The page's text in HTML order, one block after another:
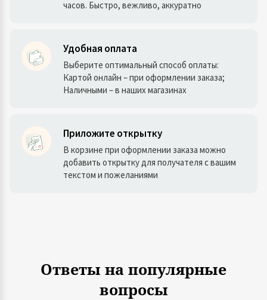
часов. Быстро, вежливо, аккуратно
Удобная оплата
Выберите оптимальный способ оплаты:
Картой онлайн – при оформлении заказа;
Наличными – в наших магазинах
Приложите открытку
В корзине при оформлении заказа можно
добавить открытку для получателя с вашим
текстом и пожеланиями
Ответы на популярные
вопросы